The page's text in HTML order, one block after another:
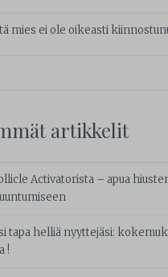
mies ei ole oikeasti
artikkelit
Activatorista – apua
tapa helliä nyyttejäsi:
!